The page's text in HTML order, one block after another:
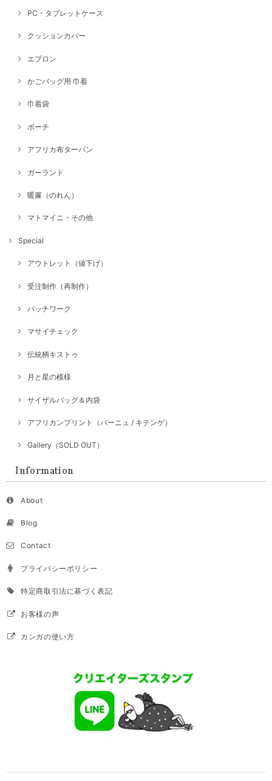
PC・タブレットケース
クッションカバー
エプロン
かごバッグ用 巾着
巾着袋
ポーチ
アフリカ布ターバン
ガーランド
暖簾（のれん）
マトマイニ・その他
Special
アウトレット（値下げ）
受注制作（再制作）
パッチワーク
マサイチェック
伝統柄キストゥ
月と星の模様
サイザルバッグ＆内袋
アフリカンプリント（パーニュ / キテンゲ）
Gallery（SOLD OUT）
Information
About
Blog
Contact
プライバシーポリシー
特定商取引法に基づく表記
お客様の声
カンガの使い方